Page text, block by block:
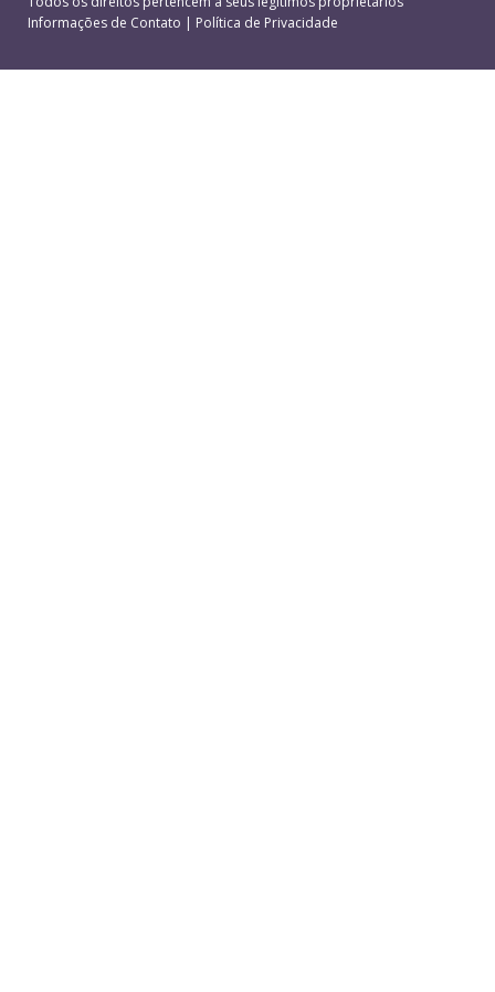
Informações de Contato | Política de Privacidade